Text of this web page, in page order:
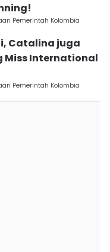
Pemerintah Kolombia
Catalina juga
Miss International
Pemerintah Kolombia